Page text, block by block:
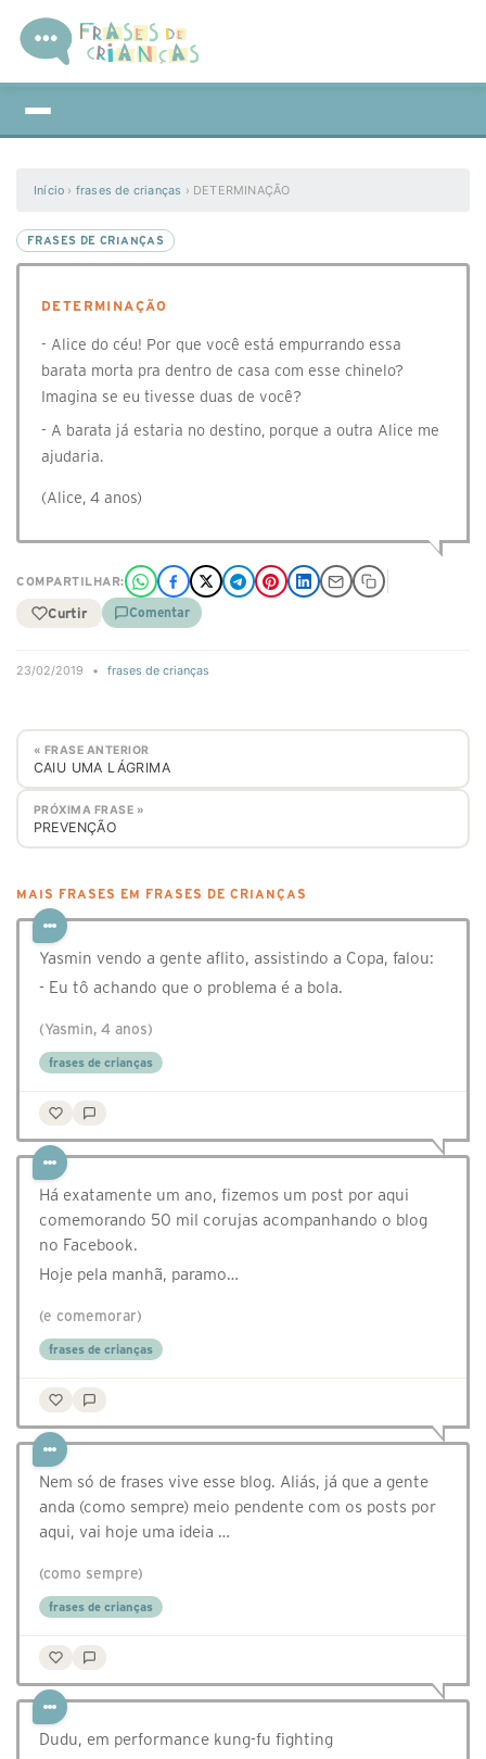
Início › frases de crianças › DETERMINAÇÃO
FRASES DE CRIANÇAS
DETERMINAÇÃO
- Alice do céu! Por que você está empurrando essa
barata morta pra dentro de casa com esse chinelo?
Imagina se eu tivesse duas de você?
- A barata já estaria no destino, porque a outra Alice me
ajudaria.
(Alice, 4 anos)
COMPARTILHAR:
Curtir Comentar
23/02/2019 • frases de crianças
« FRASE ANTERIOR
CAIU UMA LÁGRIMA
PRÓXIMA FRASE »
PREVENÇÃO
MAIS FRASES EM FRASES DE CRIANÇAS
Yasmin vendo a gente aflito, assistindo a Copa, falou:
- Eu tô achando que o problema é a bola.
(Yasmin, 4 anos)
frases de crianças
Há exatamente um ano, fizemos um post por aqui
comemorando 50 mil corujas acompanhando o blog
no Facebook.
Hoje pela manhã, paramo…
(e comemorar)
frases de crianças
Nem só de frases vive esse blog. Aliás, já que a gente
anda (como sempre) meio pendente com os posts por
aqui, vai hoje uma ideia …
(como sempre)
frases de crianças
Dudu, em performance kung-fu fighting